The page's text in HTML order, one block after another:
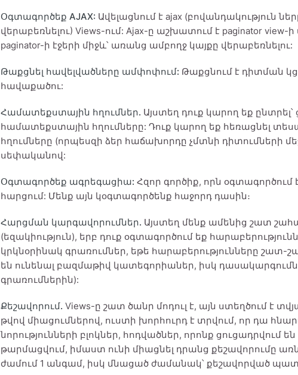
Օգտագործեք AJAX: Ավելացնում է ajax (բովանդակություն
վերաբեռնելու) Views-ում: Ajax-ը աշխատում է paginator view-
paginator-ի էջերի միջև՝ առանց ամբողջ կայքը վերաբեռնելու:
Թաքցնել հավելվածները ամփոփում: Թաքցնում է դիտման
հավաքածու:
Համատեքստային հղումներ. Այստեղ դուք կարող եք ընտրել՝
համատեքստային հղումները: Դուք կարող եք հեռացնել
հղումները (որպեսզի ձեր հաճախորդը չմտնի դիտումների
սեփականով:
Օգտագործեք ագրեգացիա: Հզոր գործիք, որն օգտագործում
հարցում: Մենք այն կօգտագործենք հաջորդ դասին։
Հարցման կարգավորումներ. Այստեղ մենք ամենից շատ
(եզակիություն), երբ դուք օգտագործում եք
կրկնօրինակ գրառումներ, եթե հարաբերությունները շատ-
են ունենալ բազմաթիվ կատեգորիաներ, իսկ
գրառումներին):
Քեշավորում. Views-ը շատ ծանր մոդուլ է, այն ստեղծում է
թվով միացումներով, ուստի խորհուրդ է տրվում, որ դա
նորությունների բլոկներ, հոդվածներ, որոնք ցուցադրվում
թարմացվում, իմաստ ունի միացնել դրանց քեշավորումը
ժամում 1 անգամ, իսկ մնացած ժամանակ՝ քեշավորված